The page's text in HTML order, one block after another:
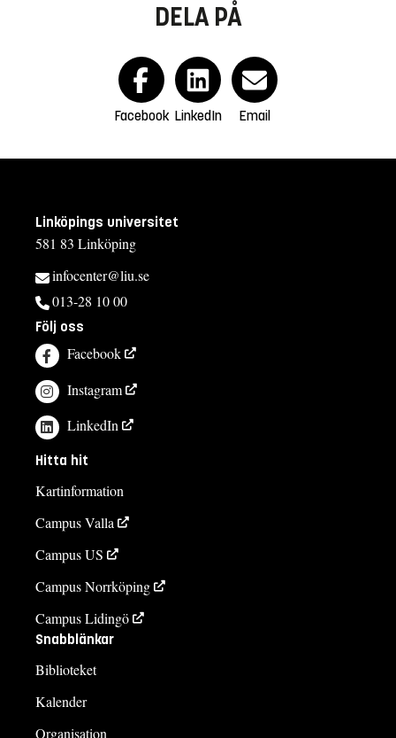
DELA PÅ
Facebook LinkedIn Email
Linköpings universitet
581 83 Linköping
infocenter@liu.se
013-28 10 00
Följ oss
Facebook
Instagram
LinkedIn
Hitta hit
Kartinformation
Campus Valla
Campus US
Campus Norrköping
Campus Lidingö
Snabblänkar
Biblioteket
Kalender
Organisation